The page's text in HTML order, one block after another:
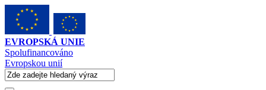
EVROPSKÁ UNIE
Spolufinancováno
Evropskou unií